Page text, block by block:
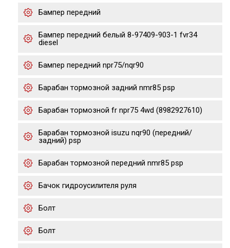
Бампер передний
Бампер передний белый 8-97409-903-1 fvr34
diesel
Бампер передний npr75/nqr90
Барабан тормозной задний nmr85 psp
Барабан тормозной fr npr75 4wd (8982927610)
Барабан тормозной isuzu nqr90 (передний/
задний) psp
Барабан тормозной передний nmr85 psp
Бачок гидроусилителя руля
Болт
Болт